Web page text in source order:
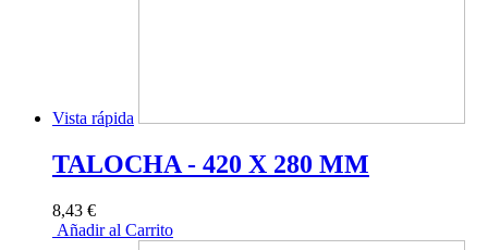
Vista rápida
TALOCHA - 420 X 280 MM
8,43 €
Añadir al Carrito